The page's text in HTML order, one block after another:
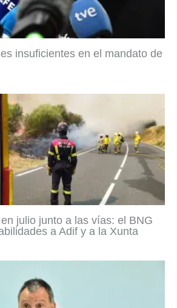
insuficientes en el mandato de
julio junto a las vías: el BNG
a Adif y a la Xunta